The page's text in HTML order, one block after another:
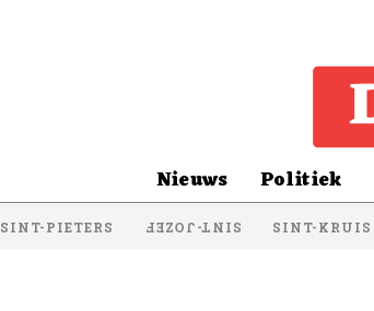
Nieuws Politiek
SINT-PIETERS SINT-JOZEF SINT-KRUIS